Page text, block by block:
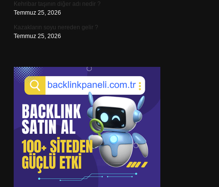
Kehribar taşının diğer adı nedir ?
Temmuz 25, 2026
Kazakların soyu nereden gelir ?
Temmuz 25, 2026